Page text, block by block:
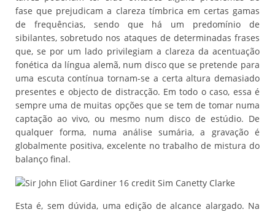
fase que prejudicam a clareza tímbrica em certas gamas
de frequências, sendo que há um predomínio de
sibilantes, sobretudo nos ataques de determinadas frases
que, se por um lado privilegiam a clareza da acentuação
fonética da língua alemã, num disco que se pretende para
uma escuta contínua tornam-se a certa altura demasiado
presentes e objecto de distracção. Em todo o caso, essa é
sempre uma de muitas opções que se tem de tomar numa
captação ao vivo, ou mesmo num disco de estúdio. De
qualquer forma, numa análise sumária, a gravação é
globalmente positiva, excelente no trabalho de mistura do
balanço final.
Esta é, sem dúvida, uma edição de alcance alargado. Na